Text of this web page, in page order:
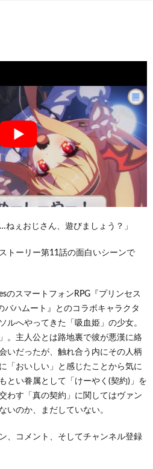
ぇおじさん、遊びましょう？」
トーリー第11話の面白いシーンで
のスマートフォンRPG『プリンセス
バハムート』とのコラボキャラクタ
ルへやってきた「吸血姫」の少女。
。主人公とは路地裏で彼が悪漢に絡
いだったが、触れ合う内にその人柄
「おいしい」と感じたことから気に
とい眷属として「けーやく(契約)」を
わす「真の契約」に関してはヴァン
いのか、まだしていない。
、コメント、そしてチャンネル登録